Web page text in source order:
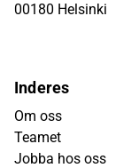
00180 Helsinki
Inderes
Om oss
Teamet
Jobba hos oss